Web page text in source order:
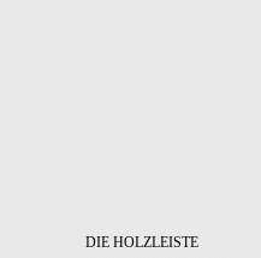
DIE HOLZLEISTE